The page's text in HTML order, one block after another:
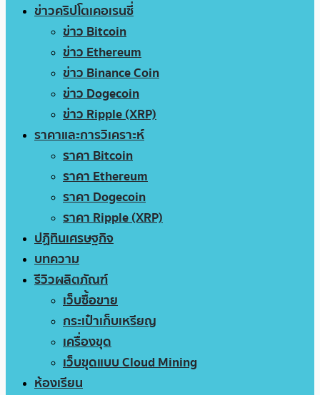
ข่าวคริปโตเคอเรนซี่
ข่าว Bitcoin
ข่าว Ethereum
ข่าว Binance Coin
ข่าว Dogecoin
ข่าว Ripple (XRP)
ราคาและการวิเคราะห์
ราคา Bitcoin
ราคา Ethereum
ราคา Dogecoin
ราคา Ripple (XRP)
ปฏิทินเศรษฐกิจ
บทความ
รีวิวผลิตภัณฑ์
เว็บซื้อขาย
กระเป๋าเก็บเหรียญ
เครื่องขุด
เว็บขุดแบบ Cloud Mining
ห้องเรียน